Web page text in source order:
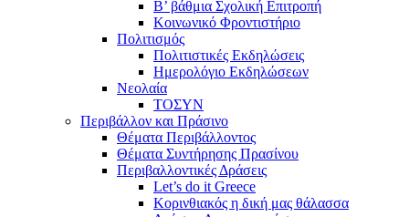
B’ βάθμια Σχολική Επιτροπή
Κοινωνικό Φροντιστήριο
Πολιτισμός
Πολιτιστικές Εκδηλώσεις
Ημερολόγιο Εκδηλώσεων
Νεολαία
ΤΟΣΥΝ
Περιβάλλον και Πράσινο
Θέματα Περιβάλλοντος
Θέματα Συντήρησης Πρασίνου
Περιβαλλοντικές Δράσεις
Let’s do it Greece
Kορινθιακός η δική μας θάλασσα